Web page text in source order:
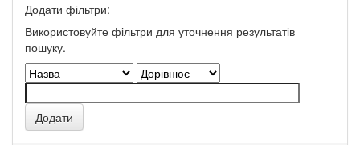
Додати фільтри:
Використовуйте фільтри для уточнення результатів
пошуку.